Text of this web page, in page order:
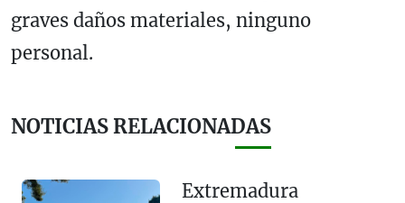
graves daños materiales, ninguno
personal.
NOTICIAS RELACIONADAS
Extremadura